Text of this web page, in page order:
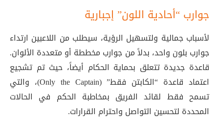
جوارب “أحادية اللون” إجبارية
لأسباب جمالية ولتسهيل الرؤية، سيطلب من اللاعبين ارتداء
جوارب بلون واحد، بدلاً من جوارب مخططة أو متعددة الألوان.
قاعدة جديدة تتعلق بحماية الحكام أيضاً، حيث تم تشجيع
اعتماد قاعدة “الكابتن فقط” (Only the Captain)، والتي
تسمح فقط لقائد الفريق بمخاطبة الحكم في الحالات
المحددة لتحسين التواصل واحترام القرارات.